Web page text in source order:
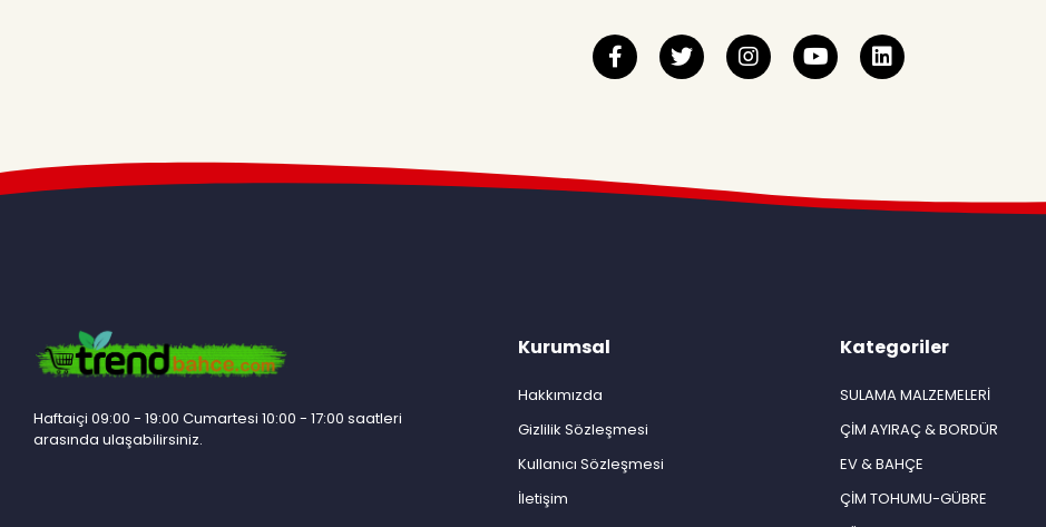
Haftaiçi 09:00 - 19:00 Cumartesi 10:00 - 17:00 saatleri
arasında ulaşabilirsiniz.
Kurumsal
Hakkımızda
Gizlilik Sözleşmesi
Kullanıcı Sözleşmesi
İletişim
Kategoriler
SULAMA MALZEMELERİ
ÇİM AYIRAÇ & BORDÜR
EV & BAHÇE
ÇİM TOHUMU-GÜBRE